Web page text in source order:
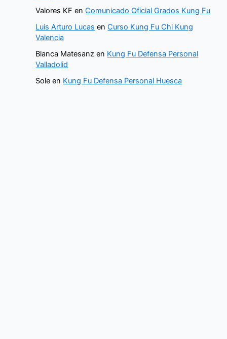
Valores KF enComunicado Oficial Grados Kung Fu
Luis Arturo Lucas enCurso Kung Fu Chi Kung
Valencia
Blanca Matesanz en Kung Fu Defensa Personal
Valladolid
Sole en Kung Fu Defensa Personal Huesca